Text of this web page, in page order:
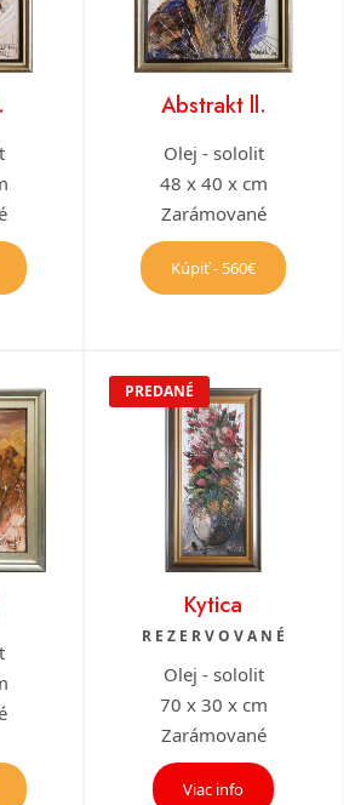
Abstrakt ll.
Olej - sololit
48 x 40 x cm
Zarámované
Kúpiť - 560€
PREDANÉ
Kytica
R E Z E R V O V A N É
Olej - sololit
70 x 30 x cm
Zarámované
Viac info